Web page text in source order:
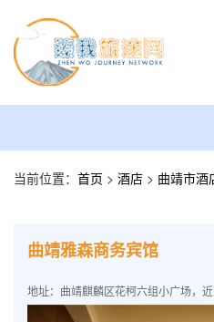
当前位置： 首页 > 酒店 > 曲靖市酒
曲靖雅森商务宾馆
地址：曲靖麒麟区花柯六组小广场，近